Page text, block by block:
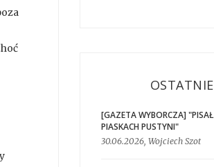
[GAZETA WYBORCZA]
PIASKACH PUSTYNI"
30.06.2026, Wojciech Szot